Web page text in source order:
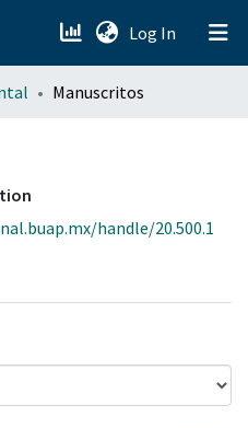
Log In (current)
Manuscritos
handle/20.500.1